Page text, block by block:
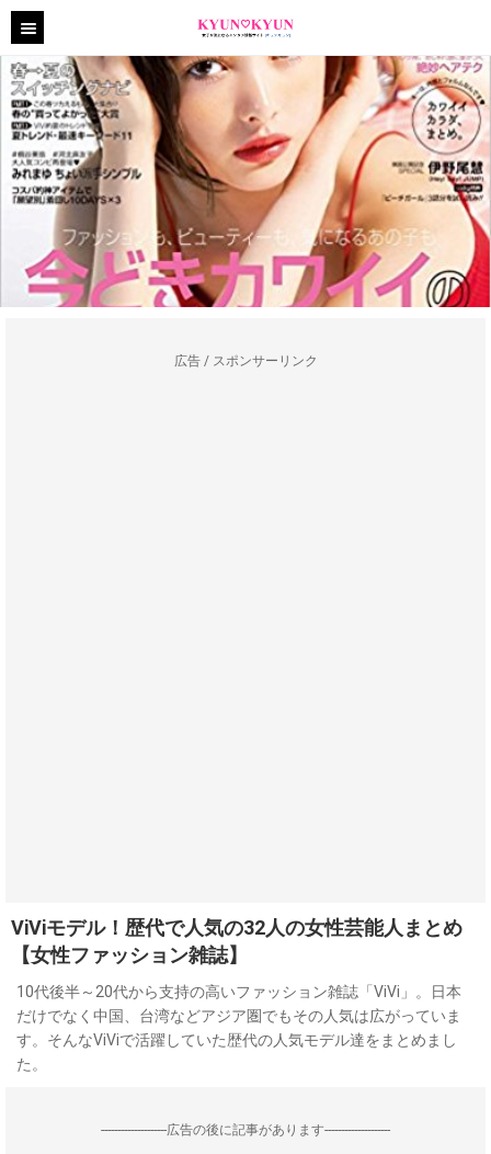
広告 / スポンサーリンク
ViViモデル！歴代で人気の32人の女性芸能人まとめ
【女性ファッション雑誌】
10代後半～20代から支持の高いファッション雑誌「ViVi」。日本
だけでなく中国、台湾などアジア圏でもその人気は広がっていま
す。そんなViViで活躍していた歴代の人気モデル達をまとめまし
た。
--------------------広告の後に記事があります--------------------